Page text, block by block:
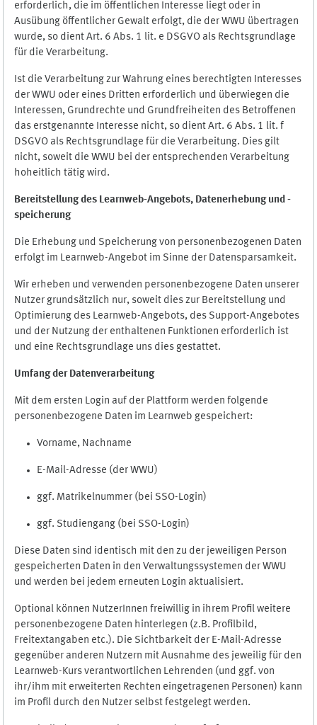
erforderlich, die im öffentlichen Interesse liegt oder in
Ausübung öffentlicher Gewalt erfolgt, die der WWU übertragen
wurde, so dient Art. 6 Abs. 1 lit. e DSGVO als Rechtsgrundlage
für die Verarbeitung.
Ist die Verarbeitung zur Wahrung eines berechtigten Interesses
der WWU oder eines Dritten erforderlich und überwiegen die
Interessen, Grundrechte und Grundfreiheiten des Betroffenen
das erstgenannte Interesse nicht, so dient Art. 6 Abs. 1 lit. f
DSGVO als Rechtsgrundlage für die Verarbeitung. Dies gilt
nicht, soweit die WWU bei der entsprechenden Verarbeitung
hoheitlich tätig wird.
Bereitstellung des Learnweb-Angebots, Datenerhebung und -
speicherung
Die Erhebung und Speicherung von personenbezogenen Daten
erfolgt im Learnweb-Angebot im Sinne der Datensparsamkeit.
Wir erheben und verwenden personenbezogene Daten unserer
Nutzer grundsätzlich nur, soweit dies zur Bereitstellung und
Optimierung des Learnweb-Angebots, des Support-Angebotes
und der Nutzung der enthaltenen Funktionen erforderlich ist
und eine Rechtsgrundlage uns dies gestattet.
Umfang der Datenverarbeitung
Mit dem ersten Login auf der Plattform werden folgende
personenbezogene Daten im Learnweb gespeichert:
Vorname, Nachname
E-Mail-Adresse (der WWU)
ggf. Matrikelnummer (bei SSO-Login)
ggf. Studiengang (bei SSO-Login)
Diese Daten sind identisch mit den zu der jeweiligen Person
gespeicherten Daten in den Verwaltungssystemen der WWU
und werden bei jedem erneuten Login aktualisiert.
Optional können NutzerInnen freiwillig in ihrem Profil weitere
personenbezogene Daten hinterlegen (z.B. Profilbild,
Freitextangaben etc.). Die Sichtbarkeit der E-Mail-Adresse
gegenüber anderen Nutzern mit Ausnahme des jeweilig für den
Learnweb-Kurs verantwortlichen Lehrenden (und ggf. von
ihr/ihm mit erweiterten Rechten eingetragenen Personen) kann
im Profil durch den Nutzer selbst festgelegt werden.